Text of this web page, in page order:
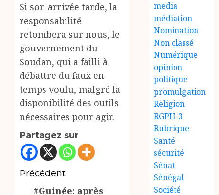
Si son arrivée tarde, la
responsabilité
retombera sur nous, le
gouvernement du
Soudan, qui a failli à
débattre du faux en
temps voulu, malgré la
disponibilité des outils
nécessaires pour agir.
Partagez sur
Navigation
Précédent
Article
#Guinée: après
media
médiation
Nomination
Non classé
Numérique
opinion
politique
promulgation
Religion
RGPH-3
Rubrique
Santé
sécurité
Sénat
Sénégal
Société